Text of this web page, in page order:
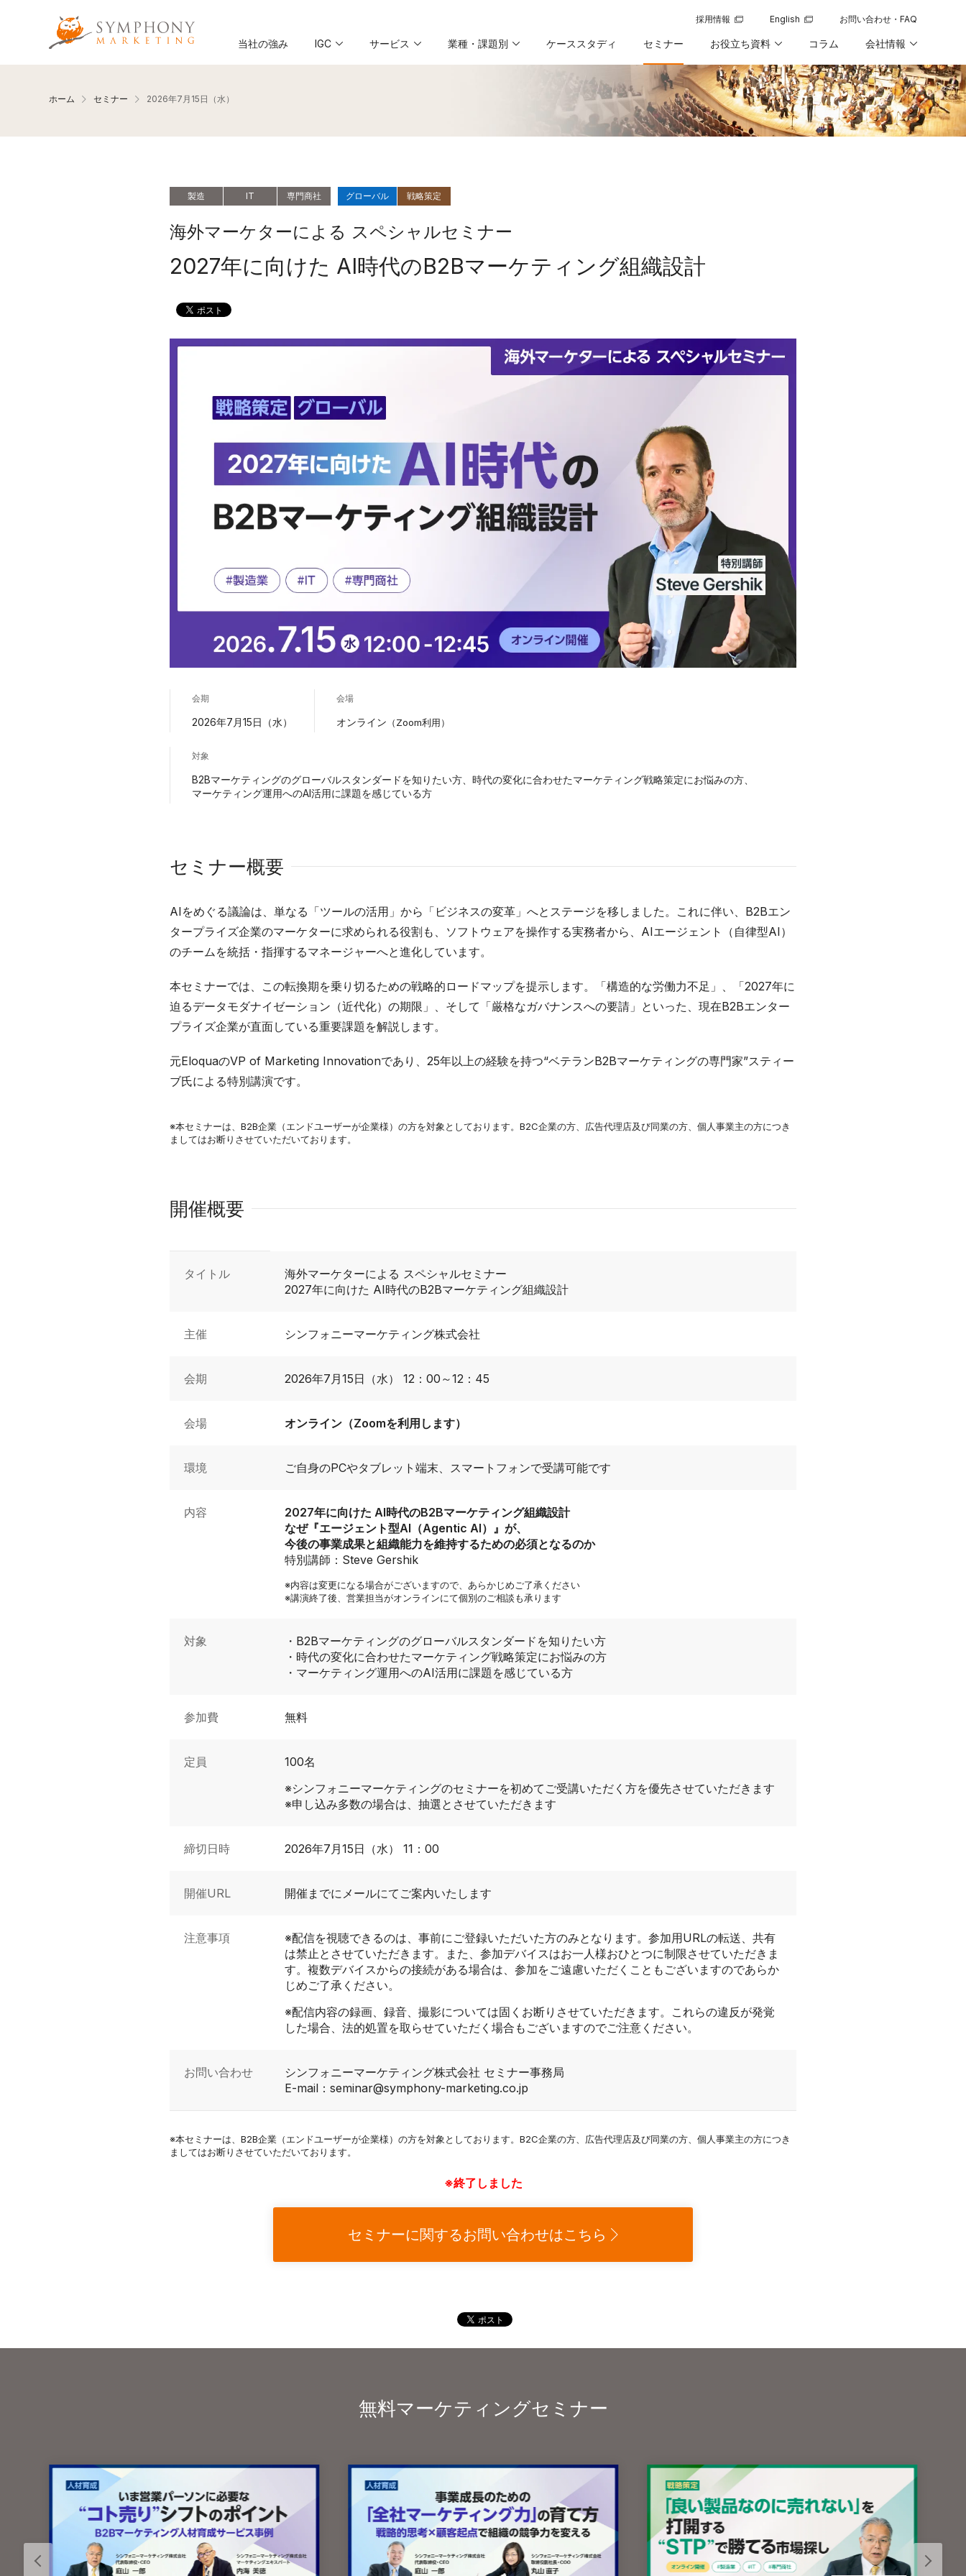
採用情報
新規ウィンドウで開くEnglish
新規ウィンドウで開くお問い合わせ・FAQ
当社の強み IGC サービス 業種・課題別 ケーススタディ セミナー お役立ち資料 コラム 会社情報
ホーム セミナー 2026年7月15日（水）
製造 IT 専門商社 グローバル 戦略策定
海外マーケターによる スペシャルセミナー
2027年に向けた AI時代のB2Bマーケティング組織設計
会期
2026年7月15日（水）
会場
オンライン （Zoom利用）
対象
B2Bマーケティングのグローバルスタンダードを知りたい方、時代の変化に合わせたマーケティング戦略策定にお悩みの方、
マーケティング運用へのAI活用に課題を感じている方
セミナー概要
AIをめぐる議論は、単なる「ツールの活用」から「ビジネスの変革」へとステージを移しました。これに伴い、B2Bエン
タープライズ企業のマーケターに求められる役割も、ソフトウェアを操作する実務者から、AIエージェント（自律型AI）
のチームを統括・指揮するマネージャーへと進化しています。
本セミナーでは、この転換期を乗り切るための戦略的ロードマップを提示します。「構造的な労働力不足」、「2027年に
迫るデータモダナイゼーション（近代化）の期限」、そして「厳格なガバナンスへの要請」といった、現在B2Bエンター
プライズ企業が直面している重要課題を解説します。
元EloquaのVP of Marketing Innovationであり、25年以上の経験を持つ“ベテランB2Bマーケティングの専門家”スティー
ブ氏による特別講演です。
※本セミナーは、B2B企業（エンドユーザーが企業様）の方を対象としております。B2C企業の方、広告代理店及び同業の方、個人事業主の方につき
ましてはお断りさせていただいております。
開催概要
タイトル
海外マーケターによる スペシャルセミナー
2027年に向けた AI時代のB2Bマーケティング組織設計
主催 シンフォニーマーケティング株式会社
会期 2026年7月15日（水） 12：00 ～12：45
会場 オンライン（Zoomを利用します）
環境 ご自身のPCやタブレット端末、スマートフォンで受講可能です
内容
2027年に向けた AI時代のB2Bマーケティング組織設計
なぜ『エージェント型AI（Agentic AI）』が、
今後の事業成果と組織能力を維持するための必須となるのか
特別講師：Steve Gershik
※内容は変更になる場合がございますので、あらかじめご了承ください
※講演終了後、営業担当がオンラインにて個別のご相談も承ります
対象
・B2Bマーケティングのグローバルスタンダードを知りたい方
・時代の変化に合わせたマーケティング戦略策定にお悩みの方
・マーケティング運用へのAI活用に課題を感じている方
参加費 無料
定員
100名
※シンフォニーマーケティングのセミナーを初めてご受講いただく方を優先させていただきます
※申し込み多数の場合は、抽選とさせていただきます
締切日時 2026年7月15日（水） 11：00
開催URL 開催までにメールにてご案内いたします
注意事項
※配信を視聴できるのは、事前にご登録いただいた方のみとなります。参加用URLの転送、共有
は禁止とさせていただきます。また、参加デバイスはお一人様おひとつに制限させていただきま
す。複数デバイスからの接続がある場合は、参加をご遠慮いただくこともございますのであらか
じめご了承ください。
※配信内容の録画、録音、撮影については固くお断りさせていただきます。これらの違反が発覚
した場合、法的処置を取らせていただく場合もございますのでご注意ください。
お問い合わせ
シンフォニーマーケティング株式会社 セミナー事務局
E-mail：seminar@symphony-marketing.co.jp
※本セミナーは、B2B企業（エンドユーザーが企業様）の方を対象としております。B2C企業の方、広告代理店及び同業の方、個人事業主の方につき
ましてはお断りさせていただいております。
※終了しました
セミナーに関するお問い合わせはこちら
新規ウィンドウで開く
無料マーケティングセミナー